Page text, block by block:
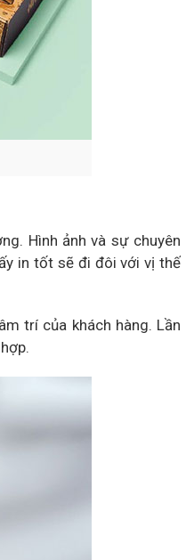
Hình ảnh và sự chuyên
in tốt sẽ đi đôi với vị thế
trí của khách hàng. Lần